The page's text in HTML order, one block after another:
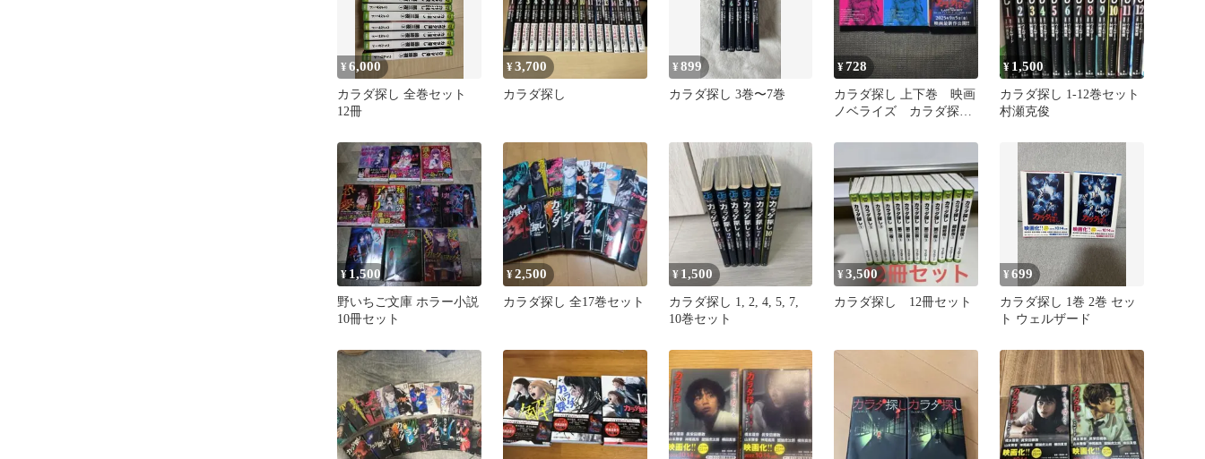
¥6,000
カラダ探し 全巻セット
12冊
¥3,700
カラダ探し
¥899
カラダ探し 3巻〜7巻
¥728
カラダ探し 上下巻 映画
ノベライズ カラダ探
¥ 1,500
カラダ探し 1-12巻セット
村瀬克俊
¥1,500
野いちご文庫 ホラー小説
10冊セット
¥2,500
カラダ探し 全17巻セット
¥ 1,500
カラダ探し 1, 2, 4, 5, 7,
10巻セット
¥3,500
カラダ探し 12冊セット
¥699
カラダ探し 1巻 2巻 セッ
ト ウェルザード